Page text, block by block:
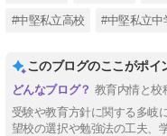
#中堅私立高校 #中堅私立中
このブログのここがポイ
教育内情と校
受験や教育方針に関する多岐
望校の選択や勉強法の工夫、